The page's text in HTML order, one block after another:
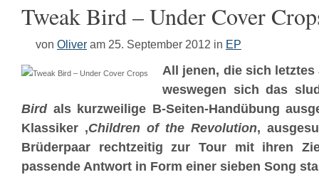
Tweak Bird – Under Cover
von Oliver am 25. September 2012 in EP
All jenen, die sich
weswegen sich das
Birdals kurzweilige B-Seiten-Handübung
Klassiker ‚Children of the Revolution‚
Brüderpaar rechtzeitig zur Tour mit ihren
passende Antwort in Form einer sieben Song